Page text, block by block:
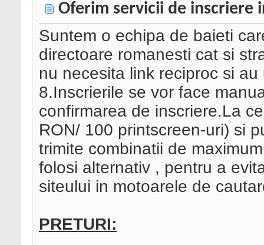
Oferim servicii de inscriere
Suntem o echipa de baieti
directoare romanesti cat si
nu necesita link reciproc si
8.Inscrierile se vor face
confirmarea de inscriere.La
RON/ 100 printscreen-uri) si
trimite combinatii de
folosi alternativ , pentru a
siteului in motoarele de
PRETURI: